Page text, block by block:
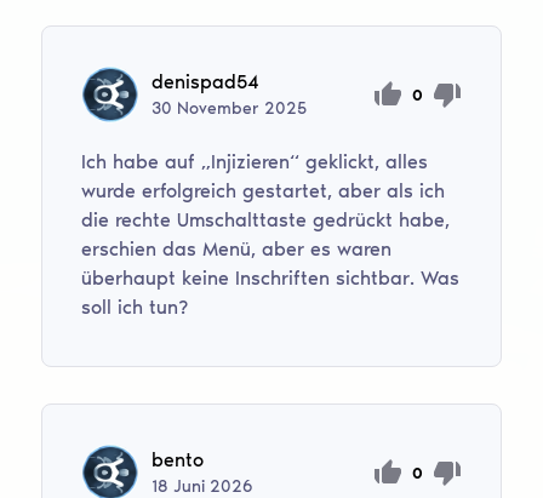
denispad54
30 November 2025
0
Ich habe auf „Injizieren“ geklickt, alles
wurde erfolgreich gestartet, aber als ich
die rechte Umschalttaste gedrückt habe,
erschien das Menü, aber es waren
überhaupt keine Inschriften sichtbar. Was
soll ich tun?
bento
18Juni 2026
0